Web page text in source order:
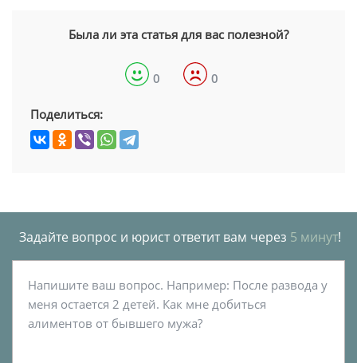
Была ли эта статья для вас полезной?
0 0
Поделиться:
Задайте вопрос и юрист ответит вам через 5 минут!